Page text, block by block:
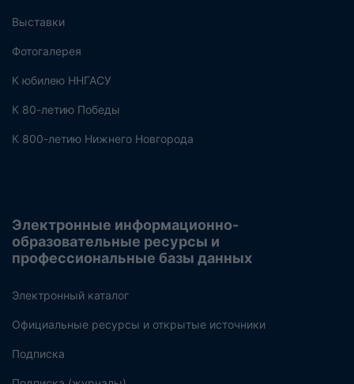
Выставки
Фотогалерея
К юбилею ННГАСУ
К 80-летию Победы
К 800-летию Нижнего Новгорода
Электронные информационно-
образовательные ресурсы и
профессиональные базы данных
Электронный каталог
Официальные ресурсы и открытые источники
Подписка